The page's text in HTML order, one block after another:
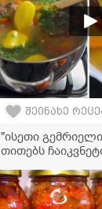
მკითხველის
შეინახე
"ისეთი
თითებს
რეცეპტი!" -
წვნიანი